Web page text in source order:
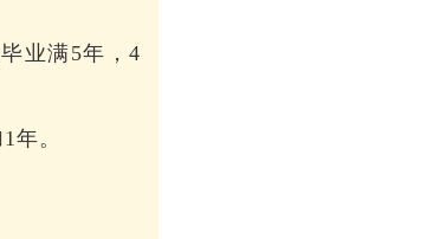
业满5年，4
年。